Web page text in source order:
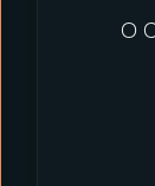
O